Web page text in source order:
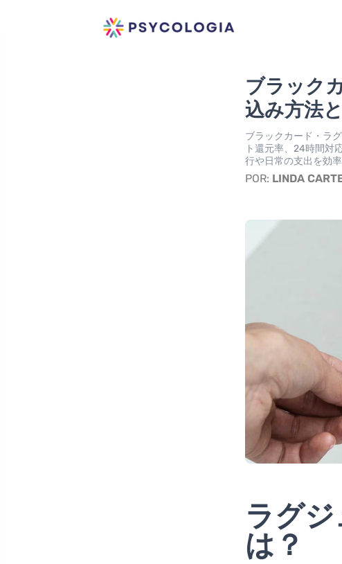
ブラック
込み方法
ブラックカード・ラ
ト還元率、24時間対
行や日常の支出を効
POR: LINDA
ラグ
は？